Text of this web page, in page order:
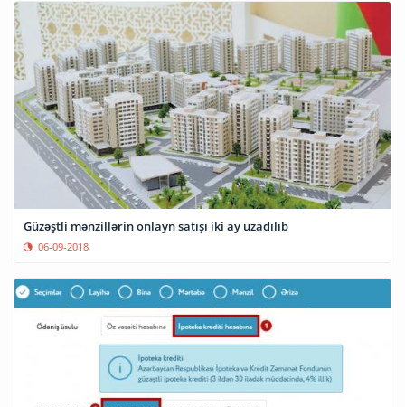
Güzəştli mənzillərin onlayn satışı iki ay uzadılıb
06-09-2018